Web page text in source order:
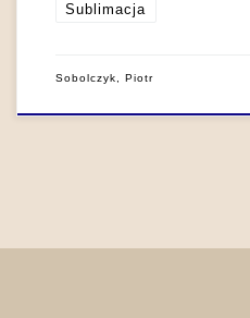
Sublimacja
Sobolczyk, Piotr